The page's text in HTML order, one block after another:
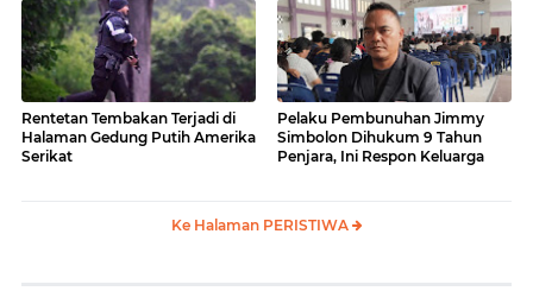
Rentetan Tembakan Terjadi di
Halaman Gedung Putih Amerika
Serikat
Pelaku Pembunuhan Jimmy
Simbolon Dihukum 9 Tahun
Penjara, Ini Respon Keluarga
Ke Halaman PERISTIWA